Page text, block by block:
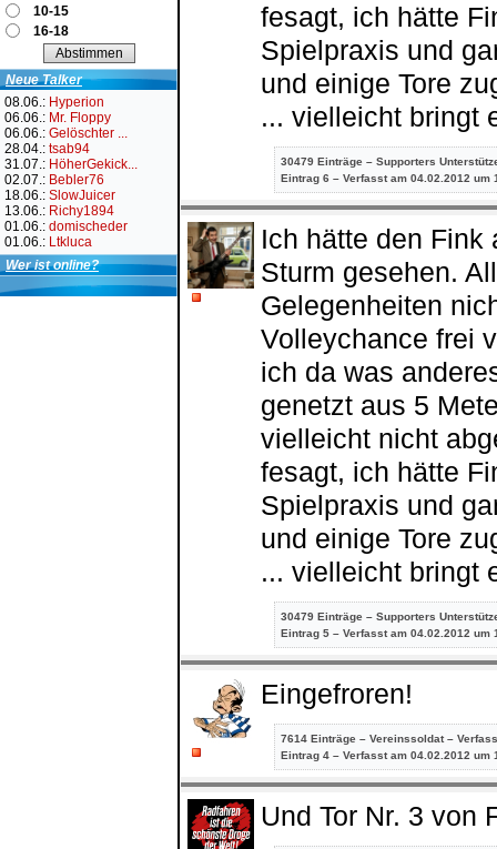
10-15
16-18
Neue Talker
08.06.: Hyperion
06.06.: Mr. Floppy
06.06.: Gelöschter ...
28.04.: tsab94
31.07.: HöherGekick...
02.07.: Bebler76
18.06.: SlowJuicer
13.06.: Richy1894
01.06.: domischeder
01.06.: Ltkluca
Wer ist online?
fesagt, ich hätte
Spielpraxis und
und einige Tore
... vielleicht bringt
30479 Einträge – Supporters
Eintrag 6 – Verfasst am 04.02.2012 um
Ich hätte den Fink
Sturm gesehen.
Gelegenheiten
Volleychance frei
ich da was
genetzt aus 5
vielleicht nicht
fesagt, ich hätte
Spielpraxis und
und einige Tore
... vielleicht bringt
30479 Einträge – Supporters
Eintrag 5 – Verfasst am 04.02.2012 um
Eingefroren!
7614 Einträge – Vereinssoldat –
Eintrag 4 – Verfasst am 04.02.2012 um
Und Tor Nr. 3 von